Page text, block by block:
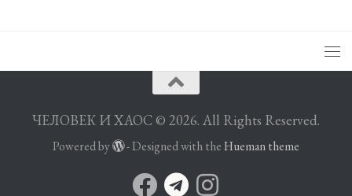
ЧЕЛОВЕК И ХАОС © 2026. All Rights Reserved.
Powered by - Designed with theHueman theme